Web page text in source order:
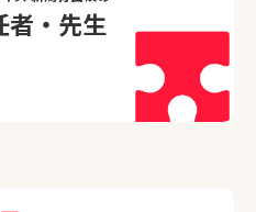
者・先生